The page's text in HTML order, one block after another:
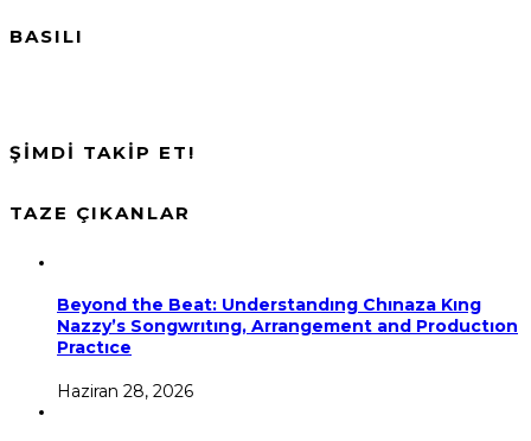
BASILI
ŞİMDİ TAKİP ET!
TAZE ÇIKANLAR
Beyond the Beat: Understandıng Chınaza Kıng
Nazzy’s Songwrıtıng, Arrangement and Productıon
Practıce
Haziran 28, 2026